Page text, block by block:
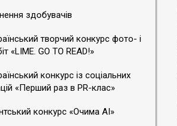
здобувачів
творчий конкурс фото- і
«LIME. GO TO READ!»
конкурс із соціальних
«Перший раз в PR-клас»
конкурс «Очима АІ»